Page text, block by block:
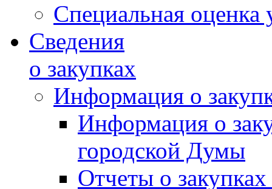
Специальная оценка
Сведения
о закупках
Информация о
Информация о
городской Думы
Отчеты о